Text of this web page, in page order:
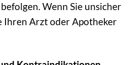
Wenn Sie unsicher
Ihren Arzt oder Apotheker